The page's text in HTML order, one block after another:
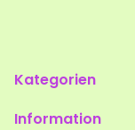
Kategorien
Information